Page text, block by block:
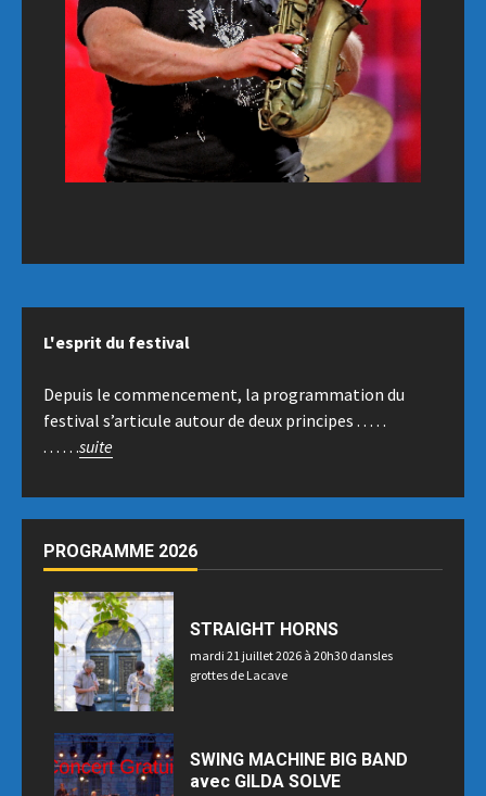
L'esprit du festival
Depuis le commencement, la programmation du
festival s’articule autour de deux principes . . . . .
. . . . . .suite
PROGRAMME 2026
STRAIGHT HORNS
mardi 21 juillet 2026 à 20h30 dansles
grottes de Lacave
SWING MACHINE BIG BAND
avec GILDA SOLVE